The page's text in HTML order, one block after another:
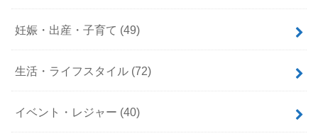
妊娠・出産・子育て (49)
生活・ライフスタイル (72)
イベント・レジャー (40)